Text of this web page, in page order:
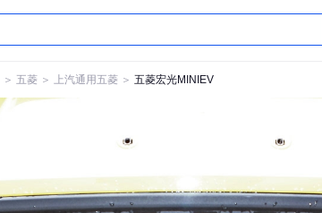
＞ 五菱 ＞ 上汽通用五菱 ＞ 五菱宏光MINIEV